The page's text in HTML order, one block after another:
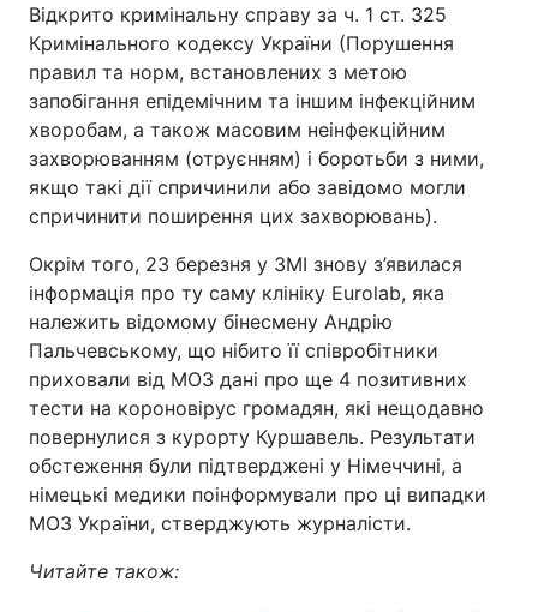
Відкрито кримінальну справу за ч. 1 ст. 325
Кримінального кодексу України (Порушення
правил та норм, встановлених з метою
запобігання епідемічним та іншим інфекційним
хворобам, а також масовим неінфекційним
захворюванням (отруєнням) і боротьби з ними,
якщо такі дії спричинили або завідомо могли
спричинити поширення цих захворювань).
Окрім того, 23 березня у ЗМІ знову з’явилася
інформація про ту саму клініку Eurolab, яка
належить відомому бінесмену Андрію
Пальчевському, що нібито її співробітники
приховали від МОЗ дані про ще 4 позитивних
тести на короновірус громадян, які нещодавно
повернулися з курорту Куршавель. Результати
обстеження були підтверджені у Німеччині, а
німецькі медики поінформували про ці випадки
МОЗ України, стверджують журналісти.
Читайте також: